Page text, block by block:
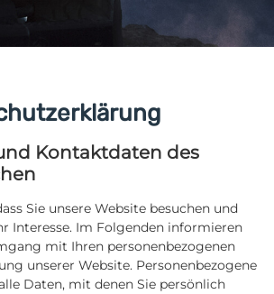
Kontaktdaten des
Sie unsere Website besuchen und
Interesse. Im Folgenden informieren
mit Ihren personenbezogenen
unserer Website. Personenbezogene
Daten, mit denen Sie persönlich